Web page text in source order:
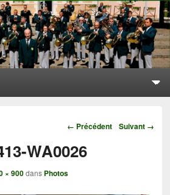
À REPLONGES (AIN)
Navigation
← Précédent Suivant →
WA0026
× 900dans Photos